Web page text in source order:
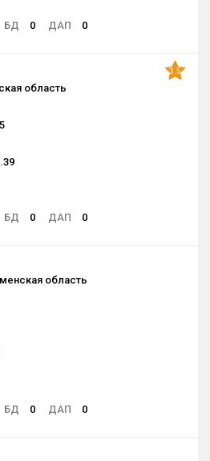
БД 0 ДАП
0
область
БД 0 ДАП
0
3.5
область
БД 0 ДАП
0